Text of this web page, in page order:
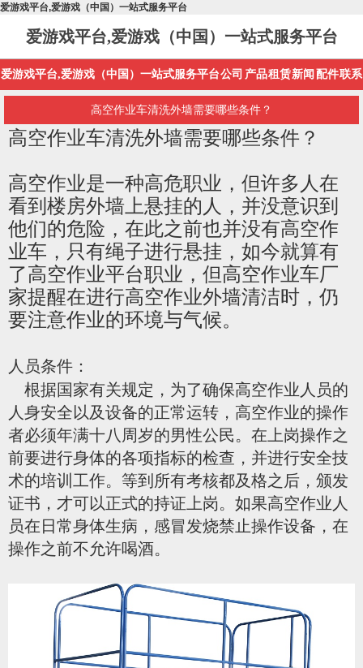
爱游戏平台,爱游戏（中国）一站式服务平台
爱游戏平台,爱游戏（中国）一站式服务平台
爱游戏平台,爱游戏（中国）一站式服务平台公司 产品租赁新闻 配件联系
高空作业车清洗外墙需要哪些条件？
高空作业车清洗外墙需要哪些条件？
高空作业是一种高危职业，但许多人在
看到楼房外墙上悬挂的人，并没意识到
他们的危险，在此之前也并没有高空作
业车，只有绳子进行悬挂，如今就算有
了高空作业平台职业，但高空作业车厂
家提醒在进行高空作业外墙清洁时，仍
要注意作业的环境与气候。
人员条件：
根据国家有关规定，为了确保高空作业人员的
人身安全以及设备的正常运转，高空作业的操作
者必须年满十八周岁的男性公民。在上岗操作之
前要进行身体的各项指标的检查，并进行安全技
术的培训工作。等到所有考核都及格之后，颁发
证书，才可以正式的持证上岗。如果高空作业人
员在日常身体生病，感冒发烧禁止操作设备，在
操作之前不允许喝酒。